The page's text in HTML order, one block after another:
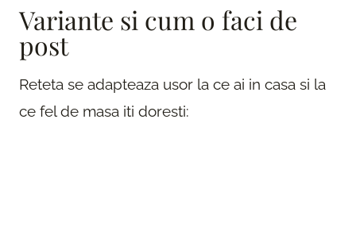
Variante si cum o faci de
post
Reteta se adapteaza usor la ce ai in casa si la
ce fel de masa iti doresti: